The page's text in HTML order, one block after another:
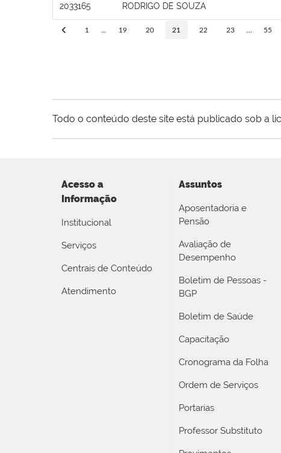
2033165 RODRIGO DE SOUZA
1 19 20 21 22 23 55
Todo o conteúdo deste site está publicado sob a
Acesso a
Informação
Institucional
Serviços
Centrais de Conteúdo
Atendimento
Assuntos
Aposentadoria e
Pensão
Avaliação de
Desempenho
Boletim de Pessoas -
BGP
Boletim de Saúde
Capacitação
Cronograma da Folha
Ordem de Serviços
Portarias
Professor Substituto